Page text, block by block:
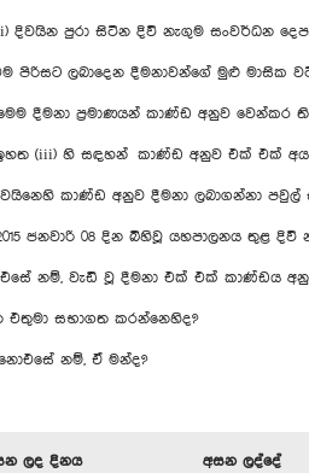
දිවයින පුරා සිටින දිවි නැගුම සංවර්ධන
පිරිසට ලබාදෙන දීමනාවන්ගේ මුළු මාසික
දීමනා ප්‍රමාණයන් කාණ්ඩ අනුව වෙන්කර
(iii) හි සඳහන් කාණ්ඩ අනුව එක් එක් අයට
කාණ්ඩ අනුව දීමනා ලබාගන්නා පවුල්
ජනවාරි 08 දින බිහිවූ යහපාලනය තුළ
එසේ නම්, වැඩි වූ දීමනා එක් එක් කාණ්ඩය
එතුමා සභාගත කරන්නෙහිද?
නම්, ඒ මන්ද?
ලද දිනය
අසන ලද්දේ